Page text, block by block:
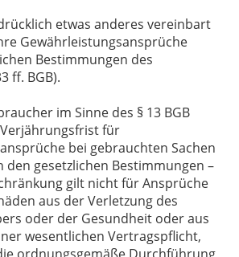
etwas anderes vereinbart
Gewährleistungsansprüche
Bestimmungen des
ff. BGB).
im Sinne des § 13 BGB
für
bei gebrauchten Sachen
den gesetzlichen Bestimmungen –
gilt nicht für Ansprüche
aus der Verletzung des
oder der Gesundheit oder aus
wesentlichen Vertragspflicht,